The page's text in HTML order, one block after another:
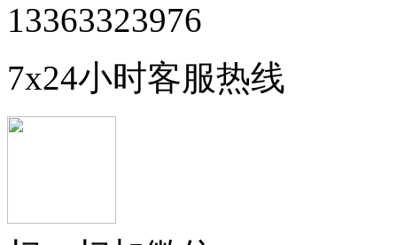
13363323976
7x24小时客服热线